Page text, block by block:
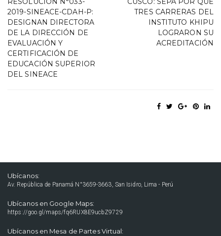
2019-SINEACE-CDAH-P:
DESIGNAN DIRECTORA
DE LA DIRECCIÓN DE
EVALUACIÓN Y
CERTIFICACIÓN DE
EDUCACIÓN SUPERIOR
DEL SINEACE
TRES CARRERAS DEL
INSTITUTO KHIPU
LOGRARON SU
ACREDITACIÓN
Ubícanos:
Av. República de Panamá N°3659-3663, San Isidro, Lima - Perú
Ubícanos en Google Maps:
https://goo.gl/maps/fq6RUX8E9ucbZ9729
Ubícanos en Mesa de Partes Virtual: